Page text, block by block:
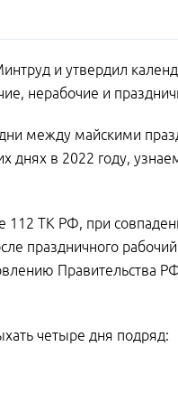
и утвердил
нерабочие и
между майскими
в 2022 году,
112 ТК РФ, при
праздничного
Правительства
четыре дня подряд: